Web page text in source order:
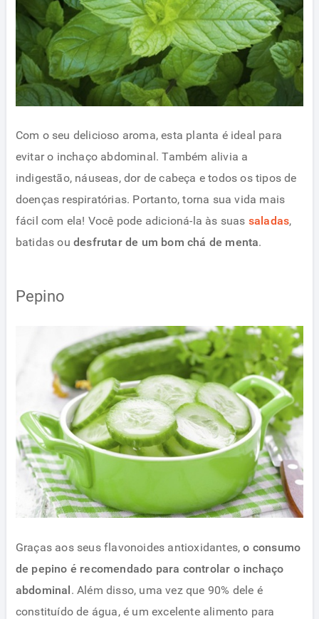
Com o seu delicioso aroma, esta planta é ideal para
evitar o inchaço abdominal. Também alivia a
indigestão, náuseas, dor de cabeça e todos os tipos de
doenças respiratórias. Portanto, torna sua vida mais
fácil com ela! Você pode adicioná-la às suas saladas,
batidas ou desfrutar de um bom chá de menta.
Pepino
Graças aos seus flavonoides antioxidantes,o consumo
de pepino é recomendado para controlar o inchaço
abdominal. Além disso, uma vez que 90% dele é
constituído de água, é um excelente alimento para